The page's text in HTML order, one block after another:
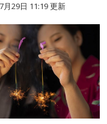
月29日 11:19 更新